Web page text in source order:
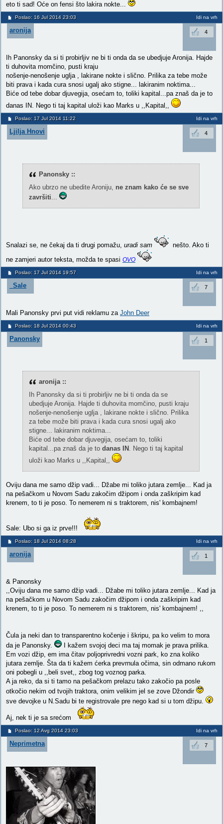
eto ti sad! Oće on fensi što lakira nokte...
Poslao: 16 Jul 2014 23:03 Idi na vrh
aronija 4
Ih Panonsky da si ti probirljiv ne bi ti onda da se ubedjuje Aronija. Hajde
ti duhovita momčino, pusti kraju
nošenje-nenošenje uglja , lakirane nokte i slično. Prilika za tebe može
biti prava i kada cura snosi ugalj ako stigne... lakiranim noktima...
Biće od tebe dobar djuvegija, osećam to, toliki kapital...pa znaš da je to
danas IN. Nego ti taj kapital uloži kao Marks u ,,Kapital,,
Poslao: 17 Jul 2014 11:22 Idi na vrh
Ljilja Hnovi 4
Panonsky ::
Ako ubrzo ne ubedite Aroniju, ne znam kako će se sve
završiti...
Snalazi se, ne čekaj da ti drugi pomažu, uradi sam
nešto. Ako ti
ne zamjeri autor teksta, možda te spasi OVO
Poslao: 17 Jul 2014 19:57 Idi na vrh
_Sale 7
Mali Panonsky prvi put vidi reklamu za John Deer
Poslao: 18 Jul 2014 00:43 Idi na vrh
Panonsky 1
aronija ::
Ih Panonsky da si ti probirljiv ne bi ti onda da se
ubedjuje Aronija. Hajde ti duhovita momčino, pusti kraju
nošenje-nenošenje uglja , lakirane nokte i slično. Prilika
za tebe može biti prava i kada cura snosi ugalj ako
stigne... lakiranim noktima...
Biće od tebe dobar djuvegija, osećam to, toliki
kapital...pa znaš da je to danas IN . Nego ti taj kapital
uloži kao Marks u ,,Kapital,,
Oviju dana me samo džip vadi... Džabe mi toliko jutara zemlje... Kad ja
na pešačkom u Novom Sadu zakočim džipom i onda zaškripim kad
krenem, to ti je poso. To nemerem ni s traktorem, nis' kombajnem!
Sale: Ubo si ga iz prve!!!
Poslao: 18 Jul 2014 08:28 Idi na vrh
aronija 1
& Panonsky
,,Oviju dana me samo džip vadi... Džabe mi toliko jutara zemlje... Kad ja
na pešačkom u Novom Sadu zakočim džipom i onda zaškripim kad
krenem, to ti je poso. To nemerem ni s traktorem, nis' kombajnem! ,,
Čula ja neki dan to transparentno kočenje i škripu, pa ko velim to mora
da je Panonsky.
I kažem svojoj deci ma taj momak je prava prilika.
Em vozi džip, em ima čitav poljoprivredni vozni park, ko zna koliko
jutara zemlje. Šta da ti kažem ćerka prevrnula očima, sin odmano rukom
oni pobegli u ,,beli svet,, zbog tog voznog parka.
A ja reko, da si ti tamo na pešačkom prelazu tako zakočio pa posle
otkočio nekim od tvojih traktora, onim velikim jel se zove Džondir
sve devojke u N.Sadu bi te registrovale pre nego kad si u tom džipu.
Aj, nek ti je sa srećom
Poslao: 12 Avg 2014 23:03 Idi na vrh
Neprimetna 7